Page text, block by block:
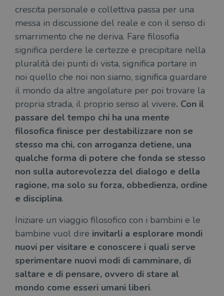
crescita personale e collettiva passa per una
messa in discussione del reale e con il senso di
smarrimento che ne deriva. Fare filosofia
significa perdere le certezze e precipitare nella
pluralità dei punti di vista, significa portare in
noi quello che noi non siamo, significa guardare
il mondo da altre angolature per poi trovare la
propria strada, il proprio senso al vivere. Con il
passare del tempo chi ha una mente
filosofica finisce per destabilizzare non se
stesso ma chi, con arroganza detiene, una
qualche forma di potere che fonda se stesso
non sulla autorevolezza del dialogo e della
ragione, ma solo su forza, obbedienza, ordine
e disciplina.
Iniziare un viaggio filosofico con i bambini e le
bambine vuol dire invitarli a esplorare mondi
nuovi per visitare e conoscere i quali serve
sperimentare nuovi modi di camminare, di
saltare e di pensare, ovvero di stare al
mondo come esseri umani liberi.